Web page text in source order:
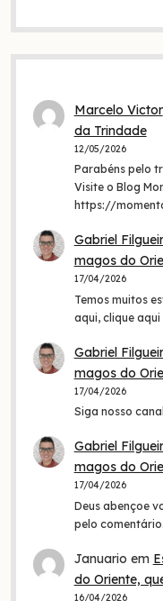
Marcelo Victor
da Trindade
12/05/2026
Parabéns pelo
Visite o Blog
https://
Gabriel
magos do
17/04/2026
Temos muitos
aqui, clique
Gabriel
magos do
17/04/2026
Siga nosso
Gabriel
magos do
17/04/2026
Deus abençoe
pelo comentário.
Januario em
do Oriente,
16/04/2026